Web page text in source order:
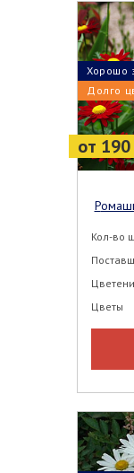
от
Долго
Хорошо
Кол-во
Цветы